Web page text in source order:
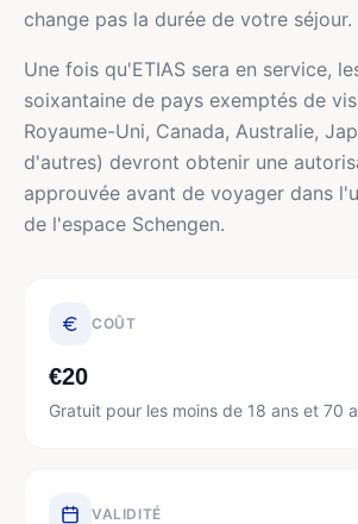
change pas la durée de votre séjour.
Une fois qu'ETIAS sera en service,
soixantaine de pays exemptés de
Royaume-Uni, Canada, Australie,
d'autres) devront obtenir une
approuvée avant de voyager dans
de l'espace Schengen.
COÛT
€20
Gratuit pour les moins de 18 ans et 70
VALIDITÉ